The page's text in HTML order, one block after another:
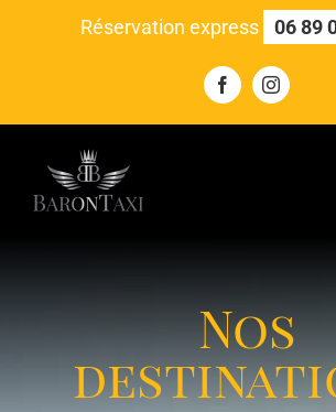
Réservation express 06 89
Facebook
Nos